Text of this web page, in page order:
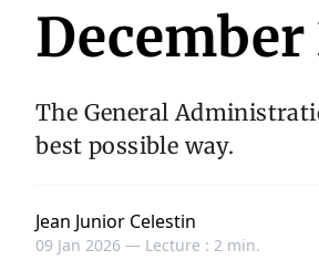
December
The General
best possible way.
Jean Junior Celestin
09 Jan 2026 — Lecture : 2 min.